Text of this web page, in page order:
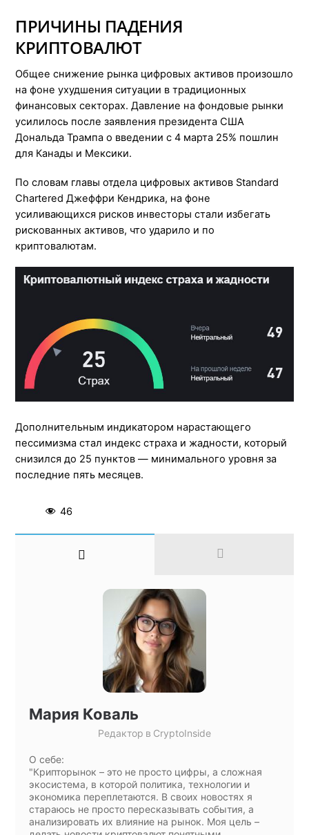
ПРИЧИНЫ ПАДЕНИЯ
КРИПТОВАЛЮТ
Общее снижение рынка цифровых активов произошло
на фоне ухудшения ситуации в традиционных
финансовых секторах. Давление на фондовые рынки
усилилось после заявления президента США
Дональда Трампа о введении с 4 марта 25% пошлин
для Канады и Мексики.
По словам главы отдела цифровых активов Standard
Chartered Джеффри Кендрика, на фоне
усиливающихся рисков инвесторы стали избегать
рискованных активов, что ударило и по
криптовалютам.
Дополнительным индикатором нарастающего
пессимизма стал индекс страха и жадности, который
снизился до 25 пунктов — минимального уровня за
последние пять месяцев.
46
Мария Коваль
Редактор в CryptoInside
О себе:
"Крипторынок – это не просто цифры, а сложная
экосистема, в которой политика, технологии и
экономика переплетаются. В своих новостях я
стараюсь не просто пересказывать события, а
анализировать их влияние на рынок. Моя цель –